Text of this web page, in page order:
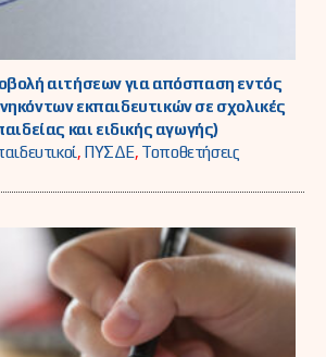
αιτήσεων για απόσπαση εντός
εκπαιδευτικών σε σχολικές
και ειδικής αγωγής)
, ΠΥΣΔΕ, Τοποθετήσεις